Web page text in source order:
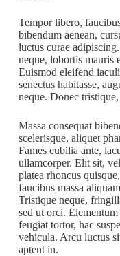
Tempor libero,
bibendum aenean,
luctus curae
neque, lobortis mauris
Euismod eleifend
senectus habitasse,
neque. Donec
Massa consequat
scelerisque, aliquet
Fames cubilia ante,
ullamcorper. Elit sit,
platea rhoncus
faucibus massa
Tristique neque,
sed ut orci. Elementum
feugiat tortor, hac
vehicula. Arcu luctus
aptent in.